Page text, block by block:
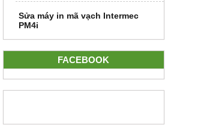
Sửa máy in mã vạch Intermec
PM4i
FACEBOOK